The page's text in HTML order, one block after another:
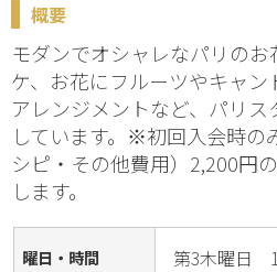
概要
モダンでオシャレなパリの
ケ、お花にフルーツやキャ
アレンジメントなど、パリス
しています。※初回入会時の
シピ・その他費用）2,200円
します。
曜日・時間 第3木曜日